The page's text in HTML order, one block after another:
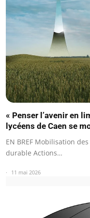
« Penser l’avenir en
lycéens de Caen se
EN BREF Mobilisation
durable Actions…
11 mai 2026